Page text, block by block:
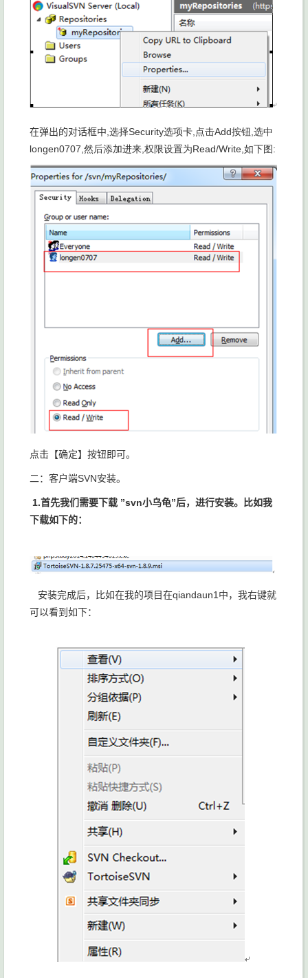
在弹出的对话框中 ,选择Security选项卡 ,点击Add按钮 ,选中
longen0707,然后添加进来 ,权限设置为Read/Write,如下图:
点击【确定】按钮即可。
二：客户端SVN安装。
1.首先我们需要下载 ”svn小乌龟”后，进行安装。比如我
下载如下的：
安装完成后，比如在我的项目在qiandaun1中，我右键就
可以看到如下：